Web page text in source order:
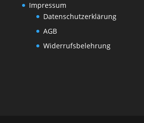
Impressum
Datenschutzerklärung
AGB
Widerrufsbelehrung